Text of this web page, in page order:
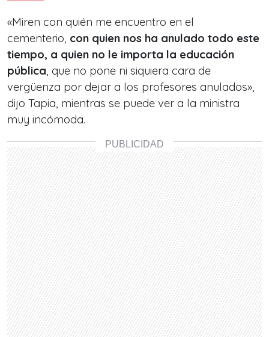
«Miren con quién me encuentro en el
cementerio, con quien nos ha anulado todo este
tiempo, a quien no le importa la educación
pública, que no pone ni siquiera cara de
vergüenza por dejar a los profesores anulados»,
dijo Tapia, mientras se puede ver a la ministra
muy incómoda.